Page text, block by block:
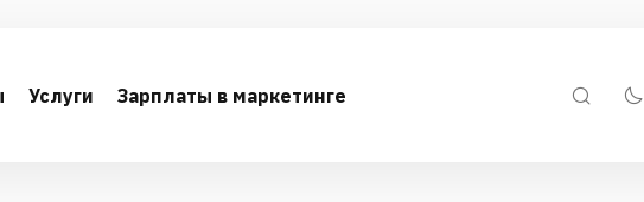
Услуги Зарплаты в маркетинге